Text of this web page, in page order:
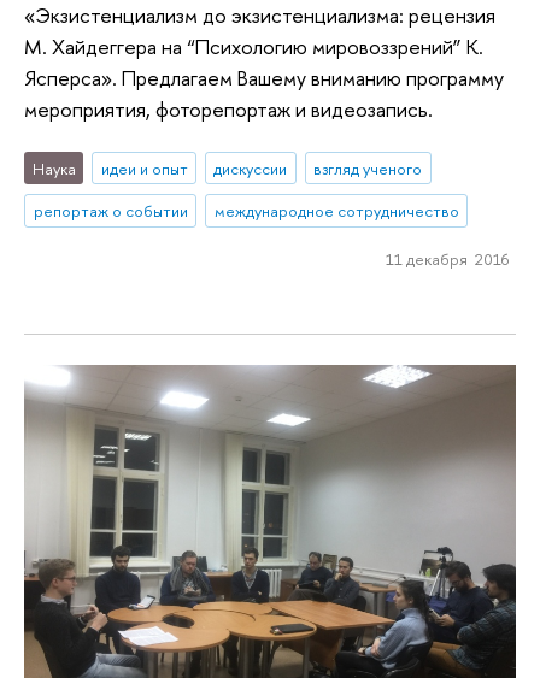
«Экзистенциализм до экзистенциализма: рецензия
М. Хайдеггера на “Психологию мировоззрений” К.
Ясперса». Предлагаем Вашему вниманию программу
мероприятия, фоторепортаж и видеозапись.
Наука идеи и опыт дискуссии
взгляд ученого
репортаж о событии
международное сотрудничество
11 декабря 2016